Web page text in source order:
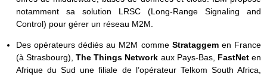
notamment sa solution LRSC (Long-Range Signaling and
Control) pour gérer un réseau M2M.
Des opérateurs dédiés au M2M comme Strataggem en France
(à Strasbourg),The Things Network aux Pays-Bas, FastNeten
Afrique du Sud une filiale de l’opérateur Telkom South Africa,